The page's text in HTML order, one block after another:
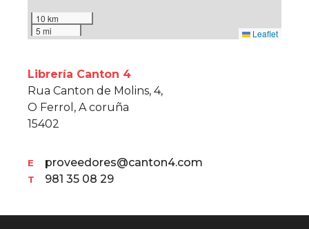
10 km
5 mi
Leaflet
Librería Canton 4
Rua Canton de Molins, 4,
O Ferrol, A coruña
15402
E proveedores@canton4.com
T 981 35 08 29